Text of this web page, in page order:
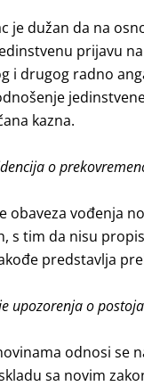
je dužan da na
prijavu
i drugog radno
kazna.
o
obaveza vođenja
s tim da nisu
predstavlja
upozorenja o
odnosi se
sa novim